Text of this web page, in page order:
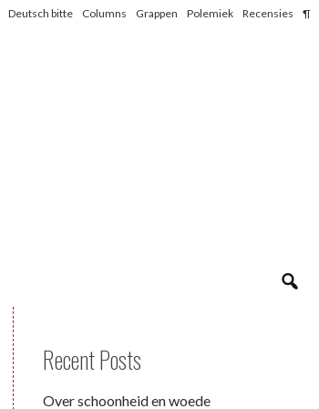
Deutsch bitte Columns Grappen Polemiek Recensies ¶
Recent Posts
Over schoonheid en woede